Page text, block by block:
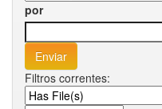
por
Filtros correntes: